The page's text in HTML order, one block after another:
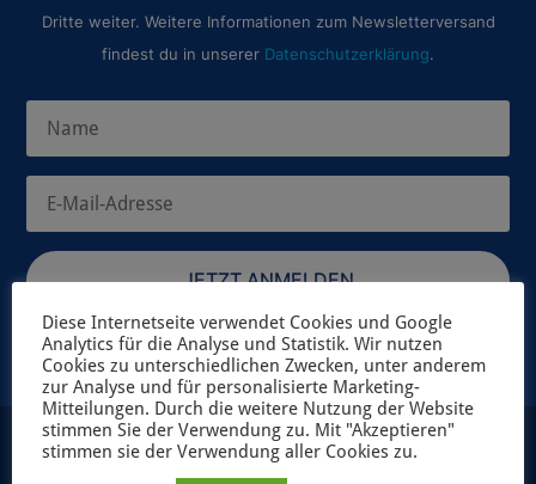
Dritte weiter. Weitere Informationen zum Newsletterversand
findest du in unserer Datenschutzerklärung.
JETZT ANMELDEN
Diese Internetseite verwendet Cookies und Google
Analytics für die Analyse und Statistik. Wir nutzen
Cookies zu unterschiedlichen Zwecken, unter anderem
zur Analyse und für personalisierte Marketing-
Mitteilungen. Durch die weitere Nutzung der Website
stimmen Sie der Verwendung zu. Mit "Akzeptieren"
stimmen sie der Verwendung aller Cookies zu.